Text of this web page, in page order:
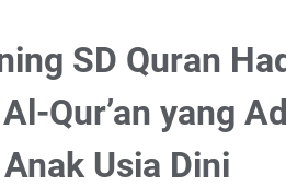
SD Quran
Qur’an yang
Usia Dini